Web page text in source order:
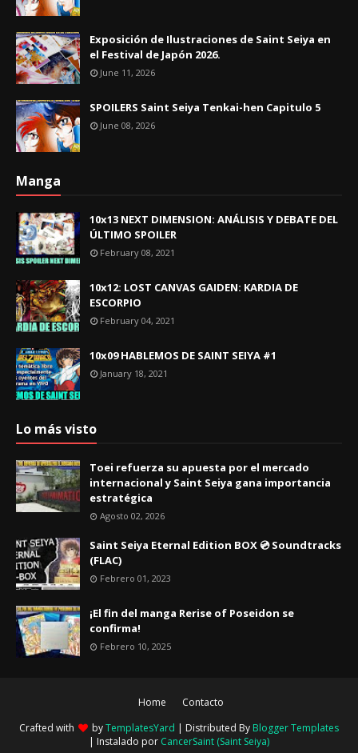
Exposición de Ilustraciones de Saint Seiya en
el Festival de Japón 2026.
June 11, 2026
SPOILERS Saint Seiya Tenkai-hen Capitulo 5
June 08, 2026
Manga
10x13 NEXT DIMENSION: ANÁLISIS Y DEBATE DEL
ÚLTIMO SPOILER
February 08, 2021
10x12: LOST CANVAS GAIDEN: KARDIA DE
ESCORPIO
February 04, 2021
10x09 HABLEMOS DE SAINT SEIYA #1
January 18, 2021
Lo más visto
Toei refuerza su apuesta por el mercado
internacional y Saint Seiya gana importancia
estratégica
Agosto 02, 2026
Saint Seiya Eternal Edition BOX 💿 Soundtracks
(FLAC)
Febrero 01, 2023
¡El fin del manga Rerise of Poseidon se
confirma!
Febrero 10, 2025
Home
Contacto
Crafted with
byTemplatesYard | Distributed By Blogger Templates
| Instalado por CancerSaint (Saint Seiya)